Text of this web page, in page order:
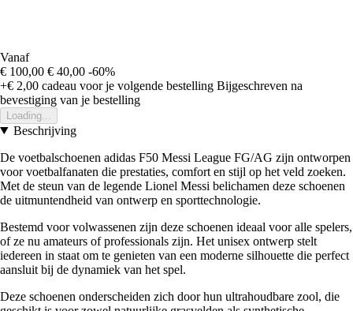
Vanaf
€ 100,00 € 40,00 -60%
+€ 2,00 cadeau voor je volgende bestelling Bijgeschreven na
bevestiging van je bestelling
Loading...
Beschrijving
De voetbalschoenen adidas F50 Messi League FG/AG zijn ontworpen
voor voetbalfanaten die prestaties, comfort en stijl op het veld zoeken.
Met de steun van de legende Lionel Messi belichamen deze schoenen
de uitmuntendheid van ontwerp en sporttechnologie.
Bestemd voor volwassenen zijn deze schoenen ideaal voor alle spelers,
of ze nu amateurs of professionals zijn. Het unisex ontwerp stelt
iedereen in staat om te genieten van een moderne silhouette die perfect
aansluit bij de dynamiek van het spel.
Deze schoenen onderscheiden zich door hun ultrahoudbare zool, die